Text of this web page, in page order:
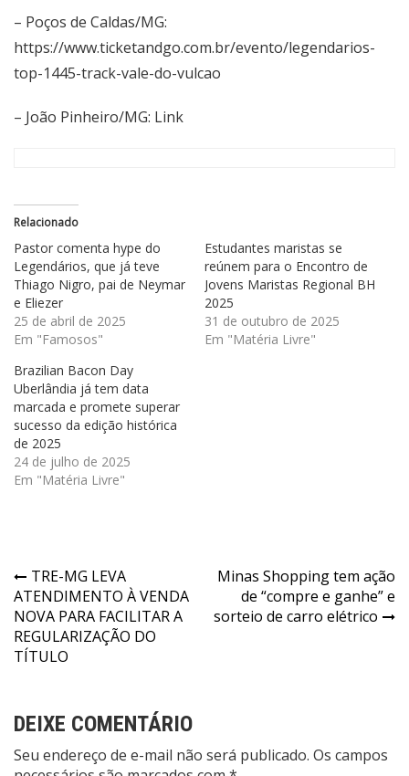
– Poços de Caldas/MG:
https://www.ticketandgo.com.br/evento/legendarios-
top-1445-track-vale-do-vulcao
– João Pinheiro/MG: Link
Relacionado
Pastor comenta hype do
Legendários, que já teve
Thiago Nigro, pai de Neymar
e Eliezer
25 de abril de 2025
Em "Famosos"
Estudantes maristas se
reúnem para o Encontro de
Jovens Maristas Regional BH
2025
31 de outubro de 2025
Em "Matéria Livre"
Brazilian Bacon Day
Uberlândia já tem data
marcada e promete superar
sucesso da edição histórica
de 2025
24 de julho de 2025
Em "Matéria Livre"
Navegação
de
Post
TRE-MG LEVA
ATENDIMENTO À VENDA
NOVA PARA FACILITAR A
REGULARIZAÇÃO DO
TÍTULO
Minas Shopping tem ação
de “compre e ganhe” e
sorteio de carro elétrico
DEIXE COMENTÁRIO
Seu endereço de e-mail não será publicado. Os campos